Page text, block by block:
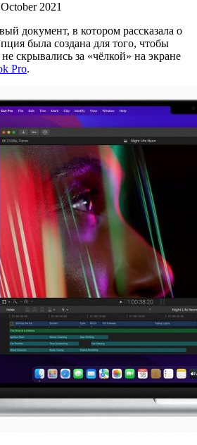
2021
документ, в котором рассказала о
была создана для того, чтобы
скрывались за «чёлкой» на экране
Pro.